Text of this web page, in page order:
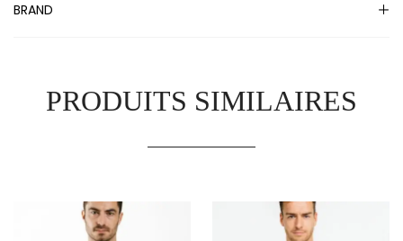
BRAND
PRODUITS SIMILAIRES